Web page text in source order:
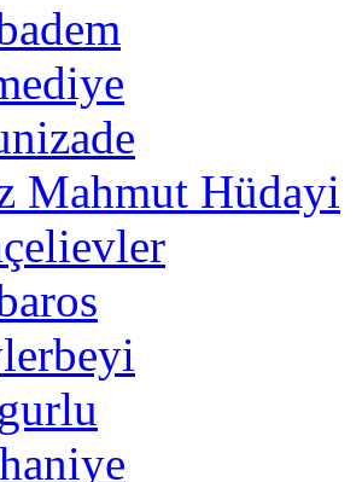
Mahmut Hüdayi